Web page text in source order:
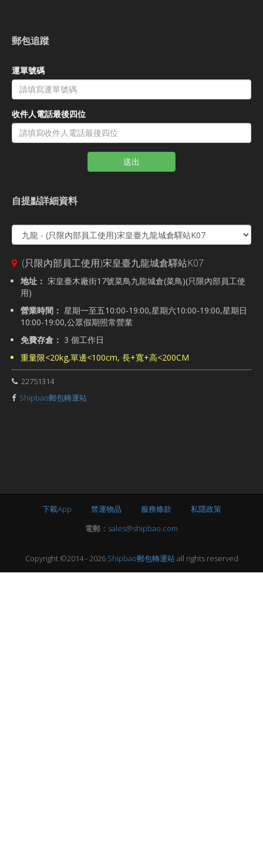
郵包追蹤
運單號碼
收件人電話最後四位
送出
自提點詳細資料
(只限內部員工使用)宋皇臺九龍城倉驛站K07
地址： 宋皇臺木廠街17號菜鳥九龍城倉(菜鳥)(只限內部員工使
用)
營業時間： 星期一至五10:00-19:00,星期六10:00-19:00,星期日
10:00-19:00,公眾假期照常營業
免費存倉： 3 個工作日
重量限<20kg,單邊<100cm, 長+寬+高<200CM
22751314
Shipbao郵包轉運站
下載App 禁運物品 服務條款
私隱政策
電郵： sales@shipbao.com
Copyright ©2014 - 2026 Shipbao郵包轉運站all rights reserved